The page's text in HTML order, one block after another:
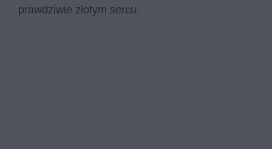
prawdziwie złotym sercu.